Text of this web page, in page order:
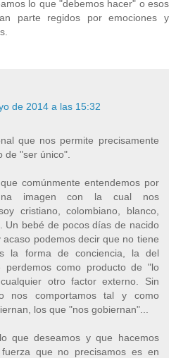
lo que "debemos hacer" o esos
parte regidos por emociones y
de 2014 a las 15:32
que nos permite precisamente
de "ser único".
comúnmente entendemos por
imagen con la cual nos
cristiano, colombiano, blanco,
Un bebé de pocos días de nacido
podemos decir que no tiene
la forma de conciencia, la del
perdemos como producto de "lo
otro factor externo. Sin
nos comportamos tal y como
los que "nos gobiernan"...
que deseamos y que hacemos
que no precisamos es en